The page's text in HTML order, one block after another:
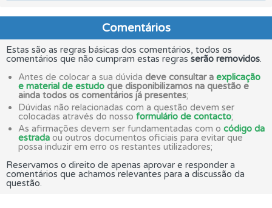
Comentários
Estas são as regras básicas dos comentários, todos os
comentários que não cumpram estas regras serão removidos.
Antes de colocar a sua dúvida deve consultar a explicação
e material de estudo que disponibilizamos na questão e
ainda todos os comentários já presentes;
Dúvidas não relacionadas com a questão devem ser
colocadas através do nosso formulário de contacto;
As afirmações devem ser fundamentadas com o código da
estrada ou outros documentos oficiais para evitar que
possa induzir em erro os restantes utilizadores;
Reservamos o direito de apenas aprovar e responder a
comentários que achamos relevantes para a discussão da
questão.